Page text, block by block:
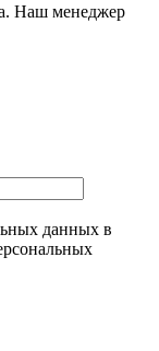
Наш менеджер
данных в